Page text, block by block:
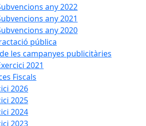
any 2022
any 2021
any 2020
pública
les campanyes publicitàries
2021
Fiscals
2026
2025
2024
2023